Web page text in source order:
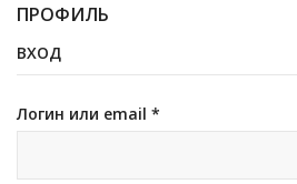
ПРОФИЛЬ
ВХОД
Логин или email *